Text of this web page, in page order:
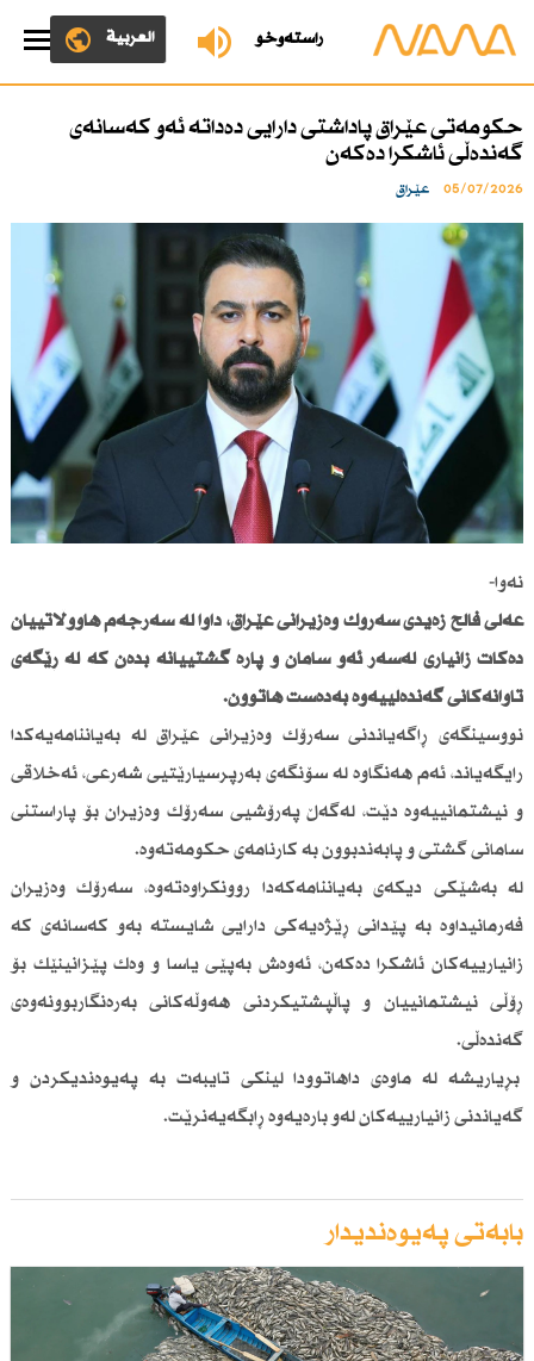
ڕاستەوخۆ العربية
حكومەتی عێراق پاداشتی دارایی دەداتە ئەو كەسانەی
گەندەڵی ئاشكرا دەكەن
05/07/2026 عێراق
نەوا-
عەلی فالح زەیدی سەرۆك وەزیرانی عێراق، داوا لە سەرجەم هاووڵاتییان
دەكات زانیاری لەسەر ئەو سامان و پارە گشتییانە بدەن كە لە ڕێگەی
تاوانەكانی گەندەڵییەوە بەدەست هاتوون.
نووسینگەی ڕاگەیاندنی سەرۆك وەزیرانی عێراق لە بەیاننامەیەكدا
رایگەیاند، ئەم هەنگاوە لە سۆنگەی بەرپرسیارێتیی شەرعی، ئەخلاقی
و نیشتمانییەوە دێت، لەگەڵ پەرۆشیی سەرۆك وەزیران بۆ پاراستنی
سامانی گشتی و پابەندبوون بە كارنامەی حكومەتەوە.
لە بەشێكی دیكەی بەیاننامەكەدا روونكراوەتەوە، سەرۆك وەزیران
فەرمانیداوە بە پێدانی ڕێژەیەكی دارایی شایستە بەو كەسانەی كە
زانیارییەكان ئاشكرا دەكەن، ئەوەش بەپێی یاسا و وەك پێزانینێك بۆ
ڕۆڵی نیشتمانییان و پاڵپشتیكردنی هەوڵەكانی بەرەنگاربوونەوەی
گەندەڵی.
بڕیاریشە لە ماوەی داهاتوودا لینكی تایبەت بە پەیوەندیكردن و
گەیاندنی زانیارییەكان لەو بارەیەوە ڕابگەیەنرێت.
بابەتی پەیوەندیدار